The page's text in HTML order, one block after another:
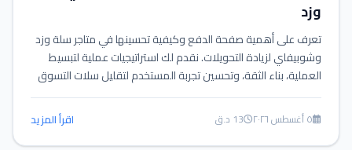
وزد
تعرف على أهمية صفحة الدفع وكيفية تحسينها في متاجر سلة وزد
وشوبيفاي لزيادة التحويلات. نقدم لك استراتيجيات عملية لتبسيط
العملية، بناء الثقة، وتحسين تجربة المستخدم لتقليل سلات التسوق
المتروكة.
٥ أغسطس ٢٠٢٦ 13 د.ق اقرأ المزيد